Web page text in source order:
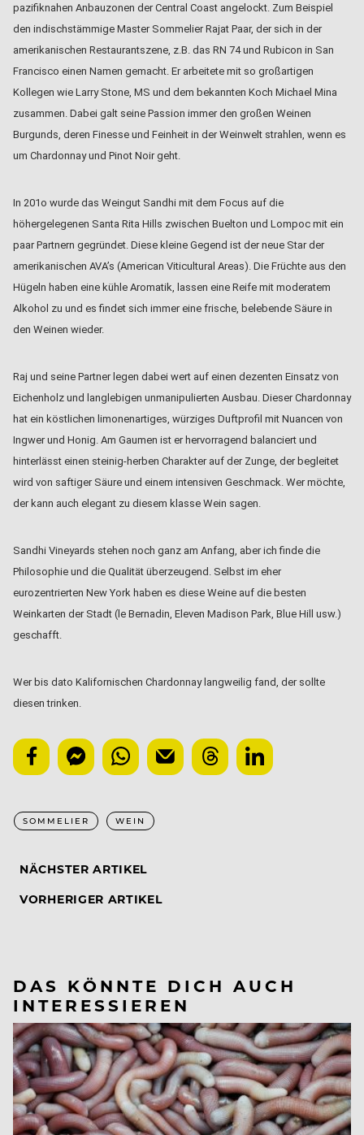
pazifiknahen Anbauzonen der Central Coast angelockt. Zum Beispiel
den indischstämmige Master Sommelier Rajat Paar, der sich in der
amerikanischen Restaurantszene, z.B. das RN 74 und Rubicon in San
Francisco einen Namen gemacht. Er arbeitete mit so großartigen
Kollegen wie Larry Stone, MS und dem bekannten Koch Michael Mina
zusammen. Dabei galt seine Passion immer den großen Weinen
Burgunds, deren Finesse und Feinheit in der Weinwelt strahlen, wenn es
um Chardonnay und Pinot Noir geht.
In 201o wurde das Weingut Sandhi mit dem Focus auf die
höhergelegenen Santa Rita Hills zwischen Buelton und Lompoc mit ein
paar Partnern gegründet. Diese kleine Gegend ist der neue Star der
amerikanischen AVA’s (American Viticultural Areas). Die Früchte aus den
Hügeln haben eine kühle Aromatik, lassen eine Reife mit moderatem
Alkohol zu und es findet sich immer eine frische, belebende Säure in
den Weinen wieder.
Raj und seine Partner legen dabei wert auf einen dezenten Einsatz von
Eichenholz und langlebigen unmanipulierten Ausbau. Dieser Chardonnay
hat ein köstlichen limonenartiges, würziges Duftprofil mit Nuancen von
Ingwer und Honig. Am Gaumen ist er hervorragend balanciert und
hinterlässt einen steinig-herben Charakter auf der Zunge, der begleitet
wird von saftiger Säure und einem intensiven Geschmack. Wer möchte,
der kann auch elegant zu diesem klasse Wein sagen.
Sandhi Vineyards stehen noch ganz am Anfang, aber ich finde die
Philosophie und die Qualität überzeugend. Selbst im eher
eurozentrierten New York haben es diese Weine auf die besten
Weinkarten der Stadt (le Bernadin, Eleven Madison Park, Blue Hill usw.)
geschafft.
Wer bis dato Kalifornischen Chardonnay langweilig fand, der sollte
diesen trinken.
SOMMELIER WEIN
NÄCHSTER ARTIKEL
VORHERIGER ARTIKEL
DAS KÖNNTE DICH AUCH
INTERESSIEREN